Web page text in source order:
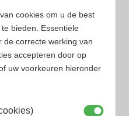
cookies om u de best
bieden. Essentiële
de correcte werking van
accepteren door op
uw voorkeuren hieronder